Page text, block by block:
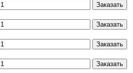
Заказать
Заказать
Заказать
Заказать